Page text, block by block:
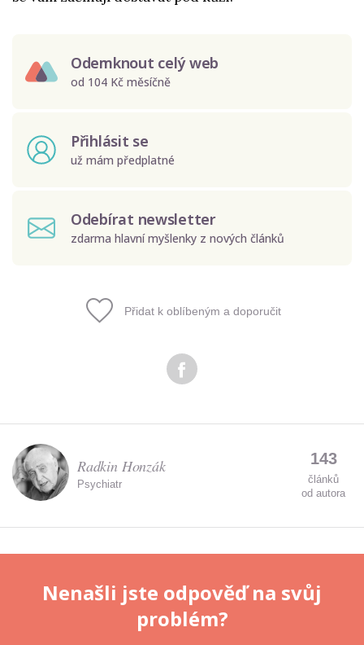
Odemknout celý web
od 104 Kč měsíčně
Přihlásit se
už mám předplatné
Odebírat newsletter
zdarma hlavní myšlenky z nových článků
Odeslat
Přidat k oblíbeným a doporučit
Radkin Honzák
Psychiatr
143
článků
od autora
Nenašli jste odpověď na svůj
problém?